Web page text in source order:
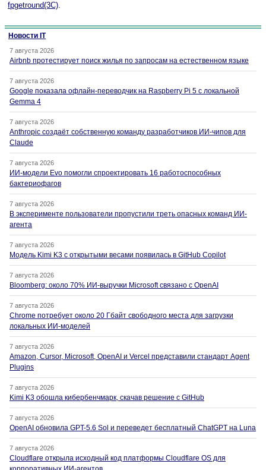
fpgetround(3C).
Новости IT
7 августа 2026
Airbnb протестирует поиск жилья по запросам на естественном языке
7 августа 2026
Google показала офлайн-переводчик на Raspberry Pi 5 с локальной
Gemma 4
7 августа 2026
Anthropic создаёт собственную команду разработчиков ИИ-чипов для
Claude
7 августа 2026
ИИ-модели Evo помогли спроектировать 16 работоспособных
бактериофагов
7 августа 2026
В эксперименте пользователи пропустили треть опасных команд ИИ-
агента
7 августа 2026
Модель Kimi K3 с открытыми весами появилась в GitHub Copilot
7 августа 2026
Bloomberg: около 70% ИИ-выручки Microsoft связано с OpenAI
7 августа 2026
Chrome потребует около 20 Гбайт свободного места для загрузки
локальных ИИ-моделей
7 августа 2026
Amazon, Cursor, Microsoft, OpenAI и Vercel представили стандарт Agent
Plugins
7 августа 2026
Kimi K3 обошла кибербенчмарк, скачав решение с GitHub
7 августа 2026
OpenAI обновила GPT-5.6 Sol и переведет бесплатный ChatGPT на Luna
7 августа 2026
Cloudflare открыла исходный код платформы Cloudflare OS для